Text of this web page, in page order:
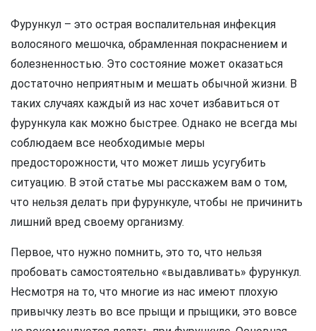
Фурункул – это острая воспалительная инфекция
волосяного мешочка, обрамленная покраснением и
болезненностью. Это состояние может оказаться
достаточно неприятным и мешать обычной жизни. В
таких случаях каждый из нас хочет избавиться от
фурункула как можно быстрее. Однако не всегда мы
соблюдаем все необходимые меры
предосторожности, что может лишь усугубить
ситуацию. В этой статье мы расскажем вам о том,
что нельзя делать при фурункуле, чтобы не причинить
лишний вред своему организму.
Первое, что нужно помнить, это то, что нельзя
пробовать самостоятельно «выдавливать» фурункул.
Несмотря на то, что многие из нас имеют плохую
привычку лезть во все прыщи и прыщики, это вовсе